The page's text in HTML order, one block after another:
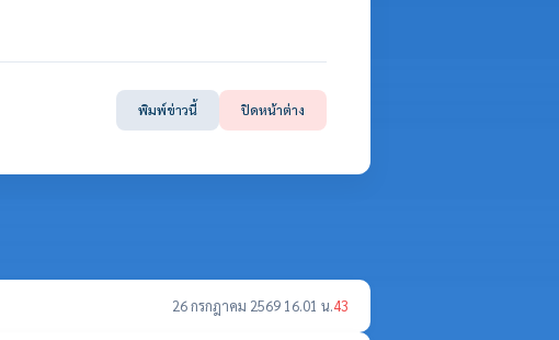
พิมพ์ข่าวนี้ ปิดหน้าต่าง
26 กรกฎาคม 2569 16.01 น.43